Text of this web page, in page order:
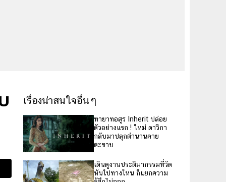
เรื่องน่าสนใจอื่นๆ
ทายาทอสูร Inherit ปล่อย
ตัวอย่างแรก ! ใหม่ ดาวิกา
กลับมาปลุกตำนานคาย
ตะขาบ
เดินดูงานประติมากรรมที่วัด
หันไปทางไหน ก็แยกความ